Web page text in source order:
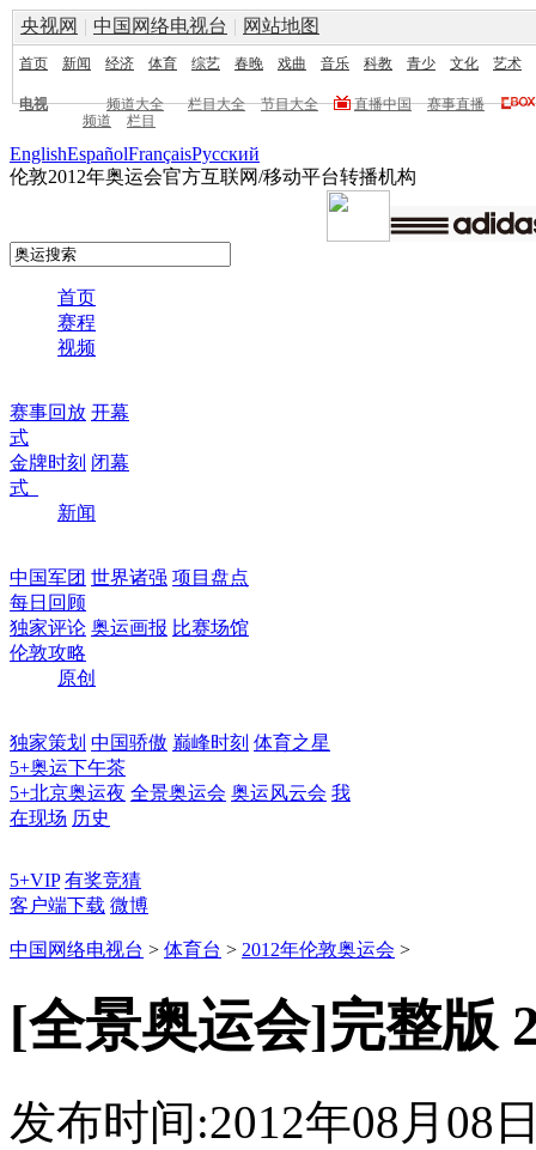
央视网 | 中国网络电视台 | 网站地图
首页 新闻 经济 体育 综艺 春晚 戏曲 音乐 科教 青少 文化 艺术
电视 频道大全 栏目大全 节目大全 直播中国
赛事直播
频道
栏目
EnglishEspañolFrançaisPусский
伦敦2012年奥运会官方互联网/移动平台转播机构
首页
赛程
视频
赛事回放 开幕
式
金牌时刻 闭幕
式
新闻
中国军团 世界诸强 项目盘点
每日回顾
独家评论 奥运画报 比赛场馆
伦敦攻略
原创
独家策划 中国骄傲 巅峰时刻 体育之星
5+奥运下午茶
5+北京奥运夜 全景奥运会 奥运风云会 我
在现场 历史
5+VIP 有奖竞猜
客户端下载 微博
中国网络电视台 > 体育台 > 2012年伦敦奥运会 >
[全景奥运会]完整版
发布时间:2012年08月08